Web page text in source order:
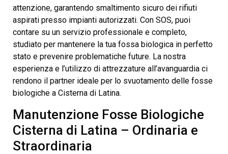
attenzione, garantendo smaltimento sicuro dei rifiuti
aspirati presso impianti autorizzati. Con SOS, puoi
contare su un servizio professionale e completo,
studiato per mantenere la tua fossa biologica in perfetto
stato e prevenire problematiche future. La nostra
esperienza e l’utilizzo di attrezzature all’avanguardia ci
rendono il partner ideale per lo svuotamento delle fosse
biologiche a Cisterna di Latina.
Manutenzione Fosse Biologiche
Cisterna di Latina – Ordinaria e
Straordinaria